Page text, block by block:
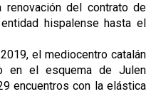
pretemporada con el
Leverkusen
del contrato de
hispalense hasta el
el mediocentro catalán
en el esquema de Julen
encuentros con la elástica